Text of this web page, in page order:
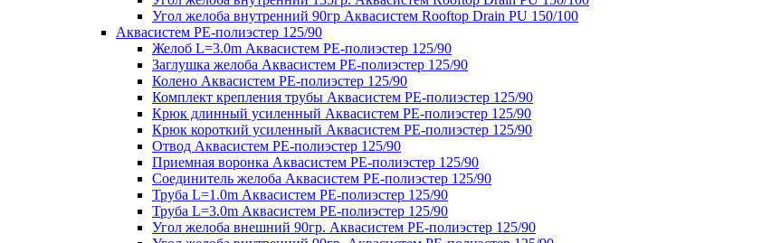
Угол желоба внутренний 90гр Аквасистем Rooftop Drain PU 150/100
Аквасистем PE-полиэстер 125/90
Желоб L=3.0m Аквасистем PE-полиэстер 125/90
Заглушка желоба Аквасистем PE-полиэстер 125/90
Колено Аквасистем PE-полиэстер 125/90
Комплект крепления трубы Аквасистем PE-полиэстер 125/90
Крюк длинный усиленный Аквасистем PE-полиэстер 125/90
Крюк короткий усиленный Аквасистем PE-полиэстер 125/90
Отвод Аквасистем РЕ-полиэстер 125/90
Приемная воронка Аквасистем PE-полиэстер 125/90
Соединитель желоба Аквасистем PE-полиэстер 125/90
Труба L=1.0m Аквасистем PE-полиэстер 125/90
Труба L=3.0m Аквасистем PE-полиэстер 125/90
Угол желоба внешний 90гр. Аквасистем PE-полиэстер 125/90